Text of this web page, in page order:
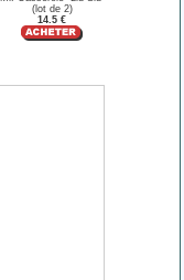
(lot de 2)
14.5 €